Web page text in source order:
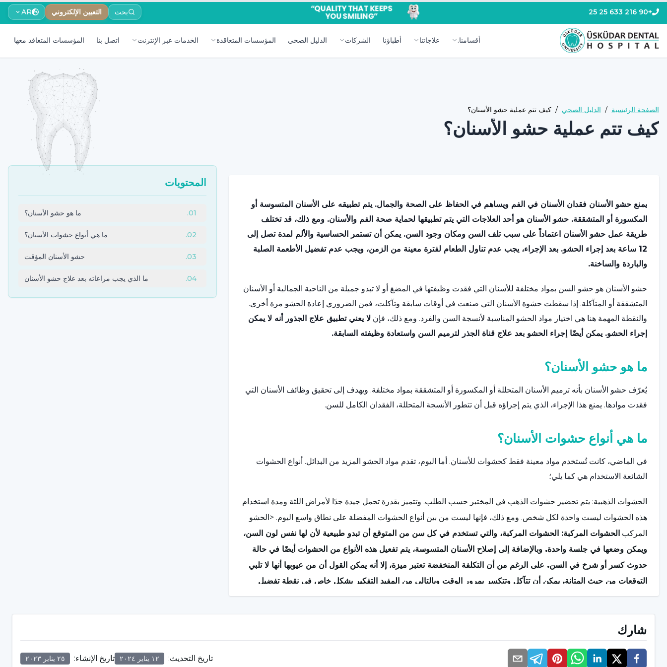
+90 216 633 25 25 بحث التعيين الإلكتروني AR
أقسامنا. علاجاتنا أطباؤنا الشركات الدليل الصحي المؤسسات المتعاقدة الخدمات عبر الإنترنت اتصل بنا المؤسسات المتعاقد معها
الصفحة الرئيسية / الدليل الصحي / كيف تتم عملية حشو الأسنان؟
كيف تتم عملية حشو الأسنان؟
يمنع حشو الأسنان فقدان الأسنان في الفم ويساهم في الحفاظ على الصحة والجمال. يتم تطبيقه على الأسنان المتسوسة أو
المكسورة أو المتشققة. حشو الأسنان هو أحد العلاجات التي يتم تطبيقها لحماية صحة الفم والأسنان. ومع ذلك، قد تختلف
طريقة عمل حشو الأسنان اعتماداً على سبب تلف السن ومكان وجود السن. يمكن أن تستمر الحساسية والألم لمدة تصل إلى
12 ساعة بعد إجراء الحشو. بعد الإجراء، يجب عدم تناول الطعام لفترة معينة من الزمن، ويجب عدم تفضيل الأطعمة الصلبة
والباردة والساخنة.
حشو الأسنان هو حشو السن بمواد مختلفة للأسنان التي فقدت وظيفتها في المضغ أو لا تبدو جميلة من الناحية الجمالية أو الأسنان
المتشققة أو المتآكلة. إذا سقطت حشوة الأسنان التي صنعت في أوقات سابقة وتآكلت، فمن الضروري إعادة الحشو مرة أخرى.
والنقطة المهمة هنا هي اختيار مواد الحشو المناسبة لأنسجة السن والفرد. ومع ذلك، فإن لا يعني تطبيق علاج الجذور أنه لا يمكن
إجراء الحشو. يمكن أيضًا إجراء الحشو بعد علاج قناة الجذر لترميم السن واستعادة وظيفته السابقة.
ما هو حشو الأسنان؟
يُعرّف حشو الأسنان بأنه ترميم الأسنان المتحللة أو المكسورة أو المتشققة بمواد مختلفة. ويهدف إلى تحقيق وظائف الأسنان التي
فقدت موادها. يمنع هذا الإجراء، الذي يتم إجراؤه قبل أن تتطور الأنسجة المتحللة، الفقدان الكامل للسن.
ما هي أنواع حشوات الأسنان؟
في الماضي، كانت تُستخدم مواد معينة فقط كحشوات للأسنان. أما اليوم، تقدم مواد الحشو المزيد من البدائل. أنواع الحشوات
الشائعة الاستخدام هي كما يلي؛
الحشوات الذهبية: يتم تحضير حشوات الذهب في المختبر حسب الطلب. وتتميز بقدرة تحمل جيدة جدًا لأمراض اللثة ومدة استخدام
هذه الحشوات ليست واحدة لكل شخص. ومع ذلك، فإنها ليست من بين أنواع الحشوات المفضلة على نطاق واسع اليوم. <الحشو
المركب الحشوات المركبة: الحشوات المركبة، والتي تستخدم في كل سن من المتوقع أن تبدو طبيعية لأن لها نفس لون السن،
ويمكن وضعها في جلسة واحدة. وبالإضافة إلى إصلاح الأسنان المتسوسة، يتم تفعيل هذه الأنواع من الحشوات أيضًا في حالة
حدوث كسر أو شرخ في السن. على الرغم من أن التكلفة المنخفضة تعتبر ميزة، إلا أنه يمكن القول أن من عيوبها أنها لا تلبي
التوقعات من حيث المتانة. يمكن أن تتآكل وتتكسر بمرور الوقت وبالتالي من المفيد التفكير بشكل خاص في نقطة تفضيل
الحشوات الكبيرة. يمكن أن تتراوح مدة الاستخدام ما بين 3 و10 سنوات حسب السن والشخص الذي يتم وضع الحشوة عليه.
حشوات البورسلين:
مادة الحشو هذه أيضًا في بيئة المختبر ويتم وضعها عن طريق الالتصاق بالسن.
المحتويات
01
. ما هو حشو الأسنان؟
02
. ما هي أنواع حشوات الأسنان؟
03
. حشو الأسنان المؤقت
04
. ما الذي يجب مراعاته بعد علاج حشو الأسنان
شارك
تاريخ التحديث: ١٢ يناير ٢٠٢٤ تاريخ الإنشاء: ٢٥ يناير ٢٠٢٣